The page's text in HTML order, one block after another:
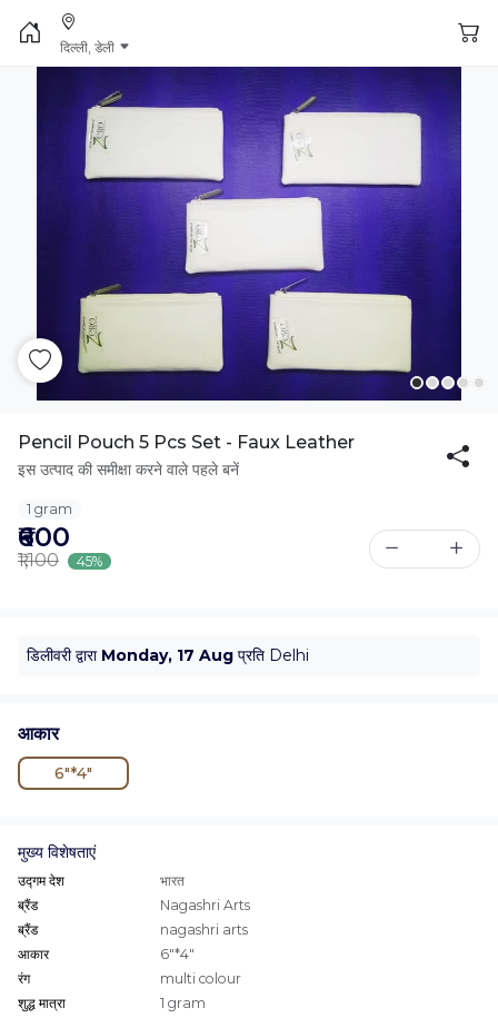
दिल्ली, डेली
Pencil Pouch 5 Pcs Set - Faux Leather
इस उत्पाद की समीक्षा करने वाले पहले बनें
1 gram
₹600
₹1,100 45%
डिलीवरी द्वारा Monday, 17 Aug प्रति Delhi
आकार
6"*4"
मुख्य विशेषताएं
उद्गम देश
भारत
ब्रैंड
Nagashri Arts
ब्रैंड
nagashri arts
आकार
6"*4"
रंग
multi colour
शुद्ध मात्रा
1 gram